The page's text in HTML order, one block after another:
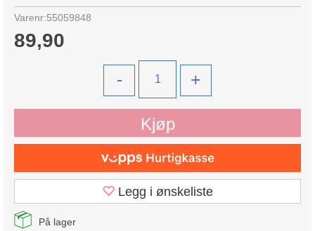
Varenr:55059848
89,90
- +
Kjøp
Legg i ønskeliste
På lager